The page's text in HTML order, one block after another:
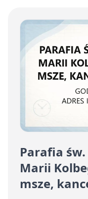
Parafia
Marii
msze,